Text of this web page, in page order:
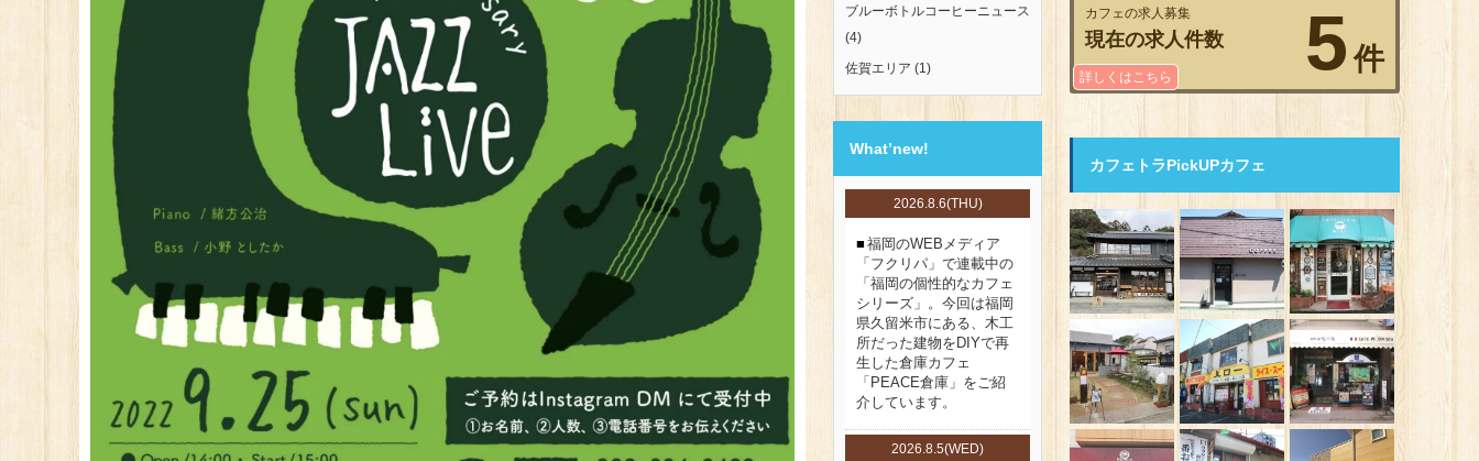
ブルーボトルコーヒーニュース
(4)
佐賀エリア (1)
What’new!
2026.8.6(THU)
福岡のWEBメディア
「フクリパ」で連載中の
「福岡の個性的なカフェ
シリーズ」。今回は福岡
県久留米市にある、木工
所だった建物をDIYで再
生した倉庫カフェ
「PEACE倉庫」をご紹
介しています。
2026.8.5(WED)
カフェの求人募集
現在の求人件数 5 件
詳しくはこちら
カフェトラPickUPカフェ